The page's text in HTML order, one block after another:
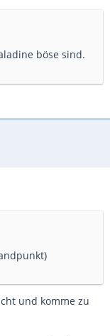
böse sind.
und komme zu